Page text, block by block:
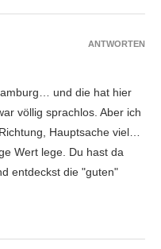
und die hat hier
völlig sprachlos. Aber ich
Hauptsache viel…
Wert lege. Du hast da
entdeckst die "guten"
ANTWORTEN